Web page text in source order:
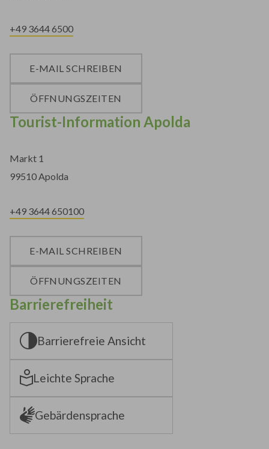
+49 3644 6500
E-MAIL SCHREIBEN
ÖFFNUNGSZEITEN
Tourist-Information Apolda
Markt 1
99510 Apolda
+49 3644 650100
E-MAIL SCHREIBEN
ÖFFNUNGSZEITEN
Barrierefreiheit
Barrierefreie Ansicht
Leichte Sprache
Gebärdensprache